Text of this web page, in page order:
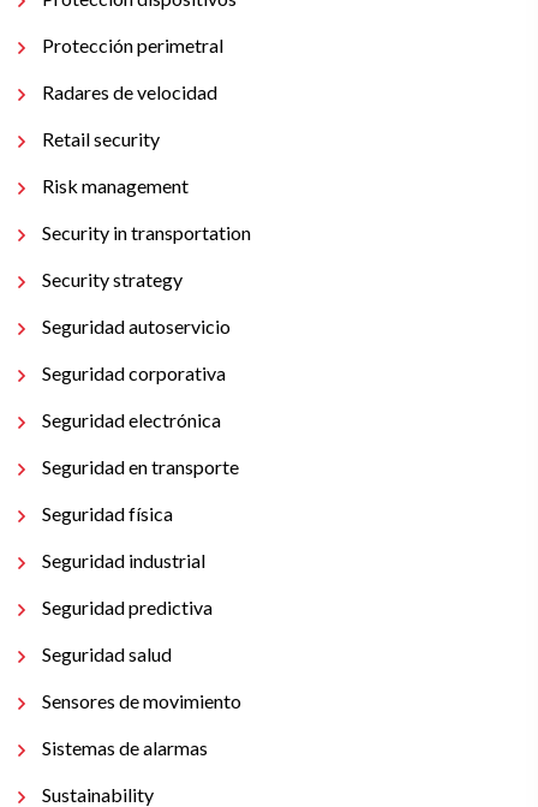
Protección perimetral
Radares de velocidad
Retail security
Risk management
Security in transportation
Security strategy
Seguridad autoservicio
Seguridad corporativa
Seguridad electrónica
Seguridad en transporte
Seguridad física
Seguridad industrial
Seguridad predictiva
Seguridad salud
Sensores de movimiento
Sistemas de alarmas
Sustainability